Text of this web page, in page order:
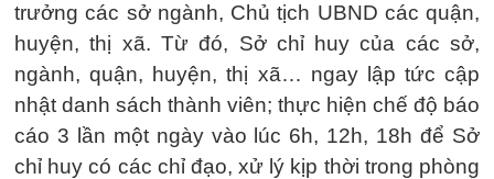
trưởng các sở ngành, Chủ tịch UBND các quận,
huyện, thị xã. Từ đó, Sở chỉ huy của các sở,
ngành, quận, huyện, thị xã… ngay lập tức cập
nhật danh sách thành viên; thực hiện chế độ báo
cáo 3 lần một ngày vào lúc 6h, 12h, 18h để Sở
chỉ huy có các chỉ đạo, xử lý kịp thời trong phòng